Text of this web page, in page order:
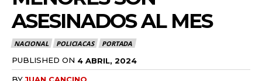
ASESINADOS AL MES
NACIONAL POLICIACAS PORTADA
PUBLISHED ON 4 ABRIL, 2024